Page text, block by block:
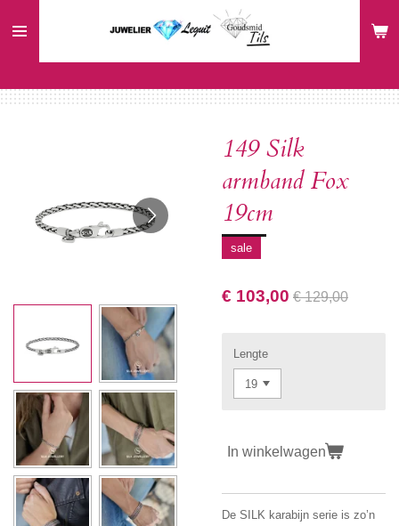
direct
hoofdinhoud
149 Silk
armband Fox
19cm
sale
€ 103,00 € 129,00
Lengte
In winkelwagen
De SILK karabijn serie is zo’n